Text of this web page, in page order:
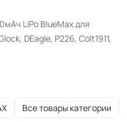
LiPo BlueMax для
DEagle, P226, Colt1911,
Все товары категории